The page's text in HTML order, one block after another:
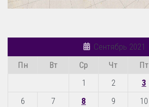
Сентябрь 2021
Пн
Вт Ср Чт Пт
1
2 3
6
7 8 9 10